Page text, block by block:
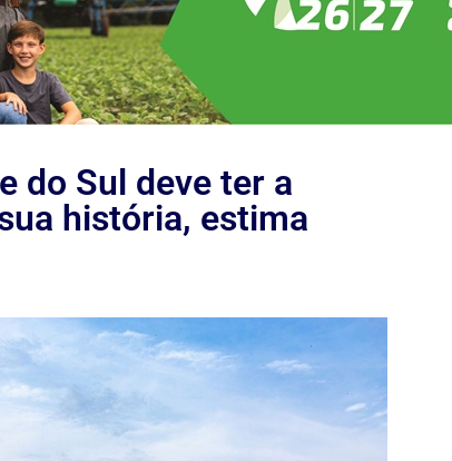
do Sul deve ter a
história, estima